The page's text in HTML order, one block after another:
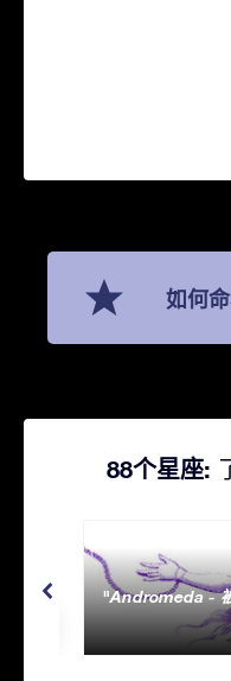
如何
88个星座:
Andromeda -